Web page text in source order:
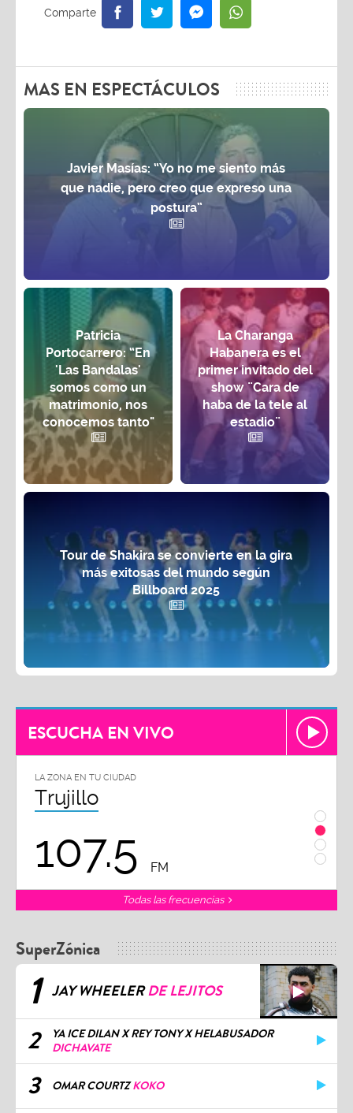
MAS EN ESPECTÁCULOS
Javier Masías: “Yo no me siento más
que nadie, pero creo que expreso una
postura”
Patricia
Portocarrero: “En
'Las Bandalas'
somos como un
matrimonio, nos
conocemos tanto"
La Charanga
Habanera es el
primer invitado del
show ¨Cara de
haba de la tele al
estadio¨
Tour de Shakira se convierte en la gira
más exitosas del mundo según
Billboard 2025
ESCUCHA EN VIVO
LA ZONA EN TU CIUDAD
Chiclayo
102.3
Todas las frecuencias
SuperZónica
1 JAY WHEELERDE LEJITOS
2
YA ICE DILAN X REY TONY X HELABUSADOR
DICHAVATE
3 OMAR COURTZKOKO